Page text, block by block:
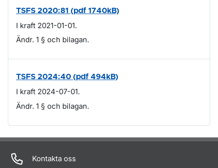
TSFS 2020:81 (pdf 1740kB)
I kraft 2021-01-01.
Ändr. 1 § och bilagan.
TSFS 2024:40 (pdf 494kB)
I kraft 2024-07-01.
Ändr. 1 § och bilagan.
Om sidan
Kontakta oss